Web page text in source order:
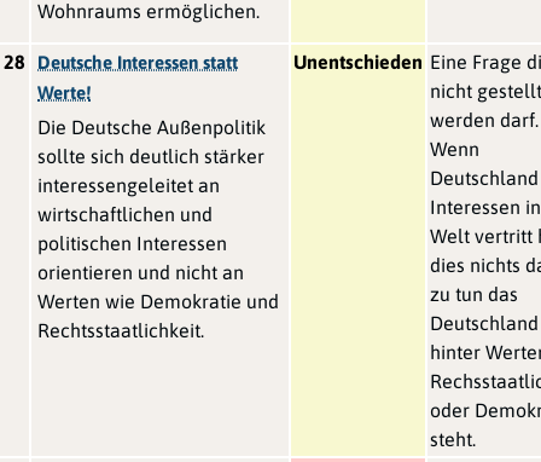
Wohnraums ermöglichen.
28
Deutsche Interessen statt
Werte!
Die Deutsche Außenpolitik
sollte sich deutlich stärker
interessengeleitet an
wirtschaftlichen und
politischen Interessen
orientieren und nicht an
Werten wie Demokratie und
Rechtsstaatlichkeit.
Unentschieden Eine Frage
nicht gestellt
werden darf.
Wenn
Interessen
Welt vertritt
dies nichts
zu tun das
hinter
oder
steht.